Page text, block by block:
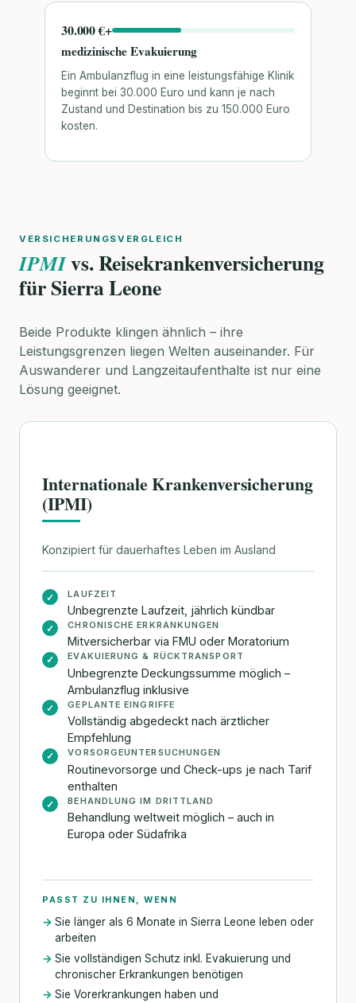
30.000 €+
medizinische Evakuierung
Ein Ambulanzflug in eine leistungsfähige Klinik
beginnt bei 30.000 Euro und kann je nach
Zustand und Destination bis zu 150.000 Euro
kosten.
VERSICHERUNGSVERGLEICH
IPMIvs. Reisekrankenversicherung
für Sierra Leone
Beide Produkte klingen ähnlich – ihre
Leistungsgrenzen liegen Welten auseinander. Für
Auswanderer und Langzeitaufenthalte ist nur eine
Lösung geeignet.
Internationale Krankenversicherung
(IPMI)
Konzipiert für dauerhaftes Leben im Ausland
✓ LAUFZEIT
Unbegrenzte Laufzeit, jährlich kündbar
✓ CHRONISCHE ERKRANKUNGEN
Mitversicherbar via FMU oder Moratorium
✓ EVAKUIERUNG & RÜCKTRANSPORT
Unbegrenzte Deckungssumme möglich –
Ambulanzflug inklusive
✓ GEPLANTE EINGRIFFE
Vollständig abgedeckt nach ärztlicher
Empfehlung
✓ VORSORGEUNTERSUCHUNGEN
Routinevorsorge und Check-ups je nach Tarif
enthalten
✓ BEHANDLUNG IM DRITTLAND
Behandlung weltweit möglich – auch in
Europa oder Südafrika
PASST ZU IHNEN, WENN
Sie länger als 6 Monate in Sierra Leone leben oder
arbeiten
Sie vollständigen Schutz inkl. Evakuierung und
chronischer Erkrankungen benötigen
Sie Vorerkrankungen haben und